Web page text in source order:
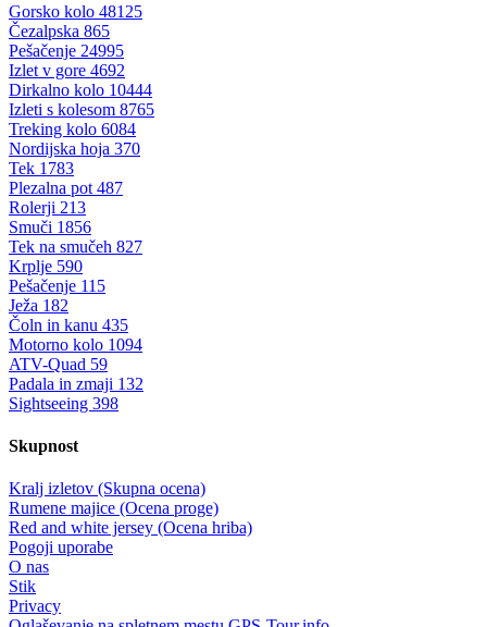
Gorsko kolo 48125
Čezalpska 865
Pešačenje 24995
Izlet v gore 4692
Dirkalno kolo 10444
Izleti s kolesom 8765
Treking kolo 6084
Nordijska hoja 370
Tek 1783
Plezalna pot 487
Rolerji 213
Smuči 1856
Tek na smučeh 827
Krplje 590
Pešačenje 115
Ježa 182
Čoln in kanu 435
Motorno kolo 1094
ATV-Quad 59
Padala in zmaji 132
Sightseeing 398
Skupnost
Kralj izletov (Skupna ocena)
Rumene majice (Ocena proge)
Red and white jersey (Ocena hriba)
Pogoji uporabe
O nas
Stik
Privacy